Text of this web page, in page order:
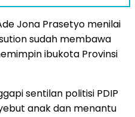
Jona Prasetyo menilai
sudah membawa
ibukota Provinsi
sentilan politisi PDIP
anak dan menantu